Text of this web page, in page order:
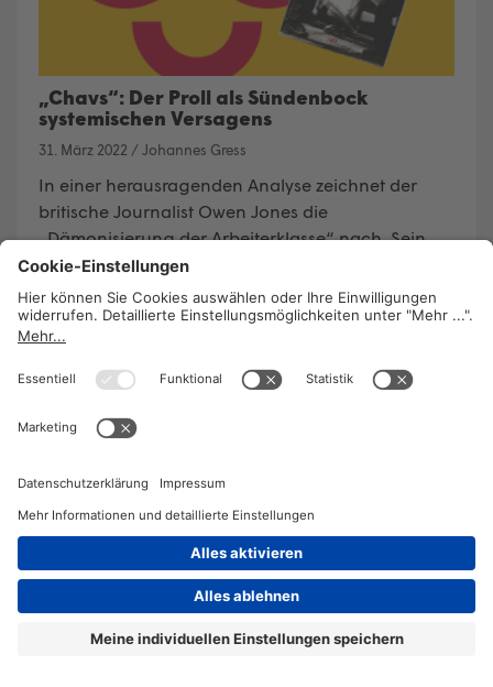
„Chavs“: Der Proll als Sündenbock
systemischen Versagens
31. März 2022 /Johannes Gress
In einer herausragenden Analyse zeichnet der
britische Journalist Owen Jones die
„Dämonisierung der Arbeiterklasse“ nach. Sein
Fazit: Für diese kann es nur geeint wieder nach
oben gehen!
DATENSCHUTZ OFFENLEGUNG IMPRESSUM